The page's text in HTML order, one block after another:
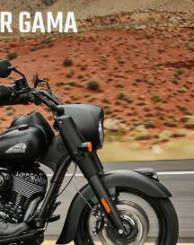
GAMA